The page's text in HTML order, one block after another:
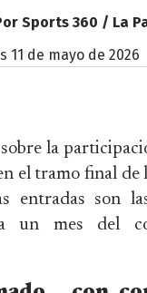
Sports 360 / La
11 de mayo de 2026
la
el tramo final de
entradas son
a un mes del